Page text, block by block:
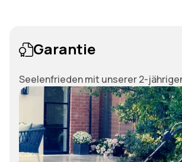
Garantie
Seelenfrieden mit unserer 2-